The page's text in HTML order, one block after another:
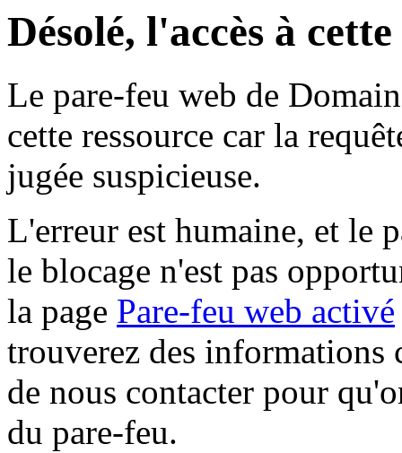
Désolé, l'accès à
Le pare-feu web de
cette ressource car la
jugée suspicieuse.
L'erreur est humaine, et le
le blocage n'est pas
la page Pare-feu web activé
trouverez des informations
de nous contacter pour
du pare-feu.